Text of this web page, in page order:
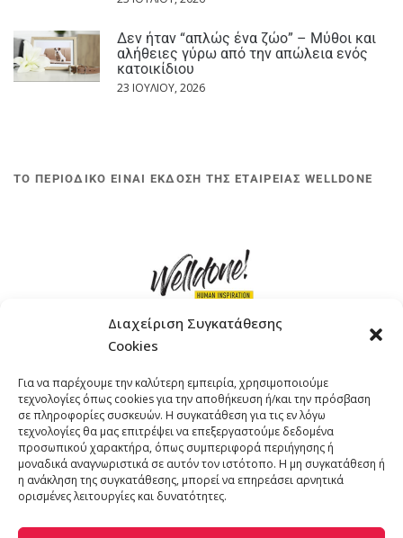
Διαχείριση Συγκατάθεσης
Cookies
Για να παρέχουμε την καλύτερη εμπειρία, χρησιμοποιούμε
τεχνολογίες όπως cookies για την αποθήκευση ή/και την πρόσβαση
σε πληροφορίες συσκευών. Η συγκατάθεση για τις εν λόγω
τεχνολογίες θα μας επιτρέψει να επεξεργαστούμε δεδομένα
προσωπικού χαρακτήρα, όπως συμπεριφορά περιήγησης ή
μοναδικά αναγνωριστικά σε αυτόν τον ιστότοπο. Η μη συγκατάθεση ή
η ανάκληση της συγκατάθεσης, μπορεί να επηρεάσει αρνητικά
ορισμένες λειτουργίες και δυνατότητες.
Δεν ήταν “απλώς ένα ζώο” – Μύθοι και
αλήθειες γύρω από την απώλεια ενός
κατοικίδιου
23 ΙΟΥΛΊΟΥ, 2026
ΤΟ ΠΕΡΙΟΔΙΚΟ ΕΙΝΑΙ ΕΚΔΟΣΗ ΤΗΣ ΕΤΑΙΡΕΙΑΣ WELLDONE
ΤΗΛΕΦΩΝΟ: +30 211 4021758
EMAIL:info@welldone.com.gr